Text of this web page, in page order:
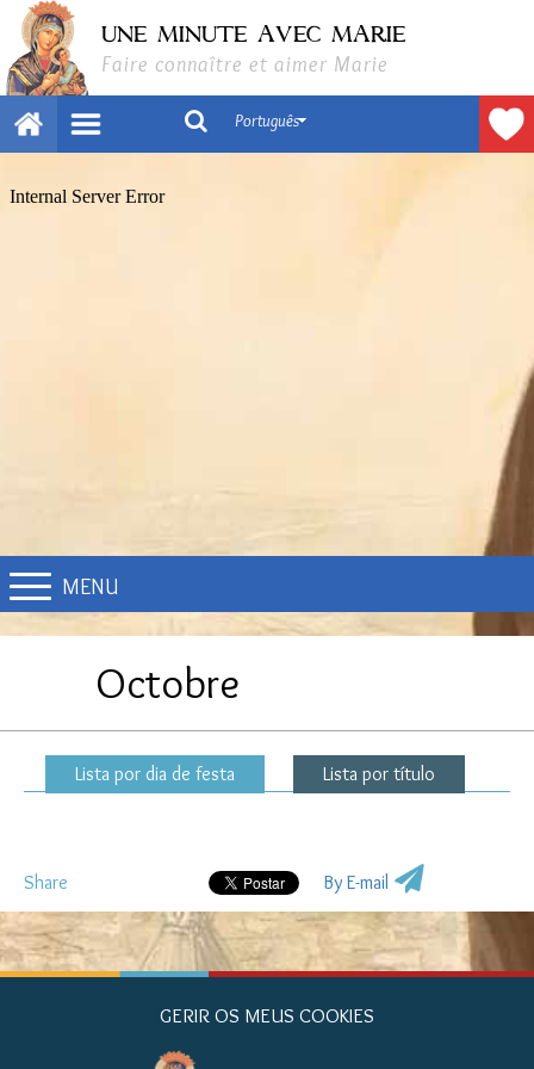
UNE MINUTE AVEC MARIE
Faire connaître et aimer Marie
Português
MENU
Octobre
Lista por dia de festa Lista por título
Share By E-mail
GERIR OS MEUS COOKIES